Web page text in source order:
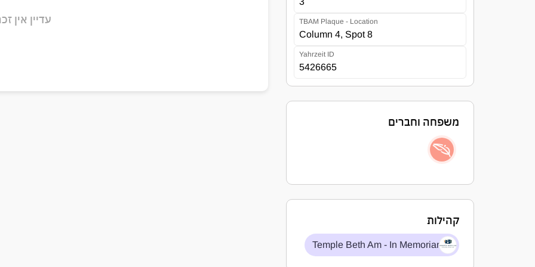
TBAM Plaque - Location
Column 4, Spot 8
Yahrzeit ID
5426665
משפחה וחברים
קהילות
Temple Beth Am - In Memoriam
עדיין אין